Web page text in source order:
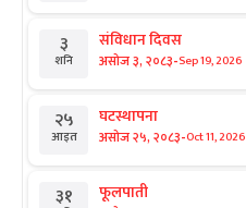
३
शनि
संविधान दिवस
असोज ३, २०८३-Sep 19, 2026
२५
आइत
घटस्थापना
असोज २५, २०८३-Oct 11, 2026
३१ फूलपाती